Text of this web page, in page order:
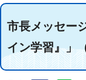
市長メッセー
イン学習』」